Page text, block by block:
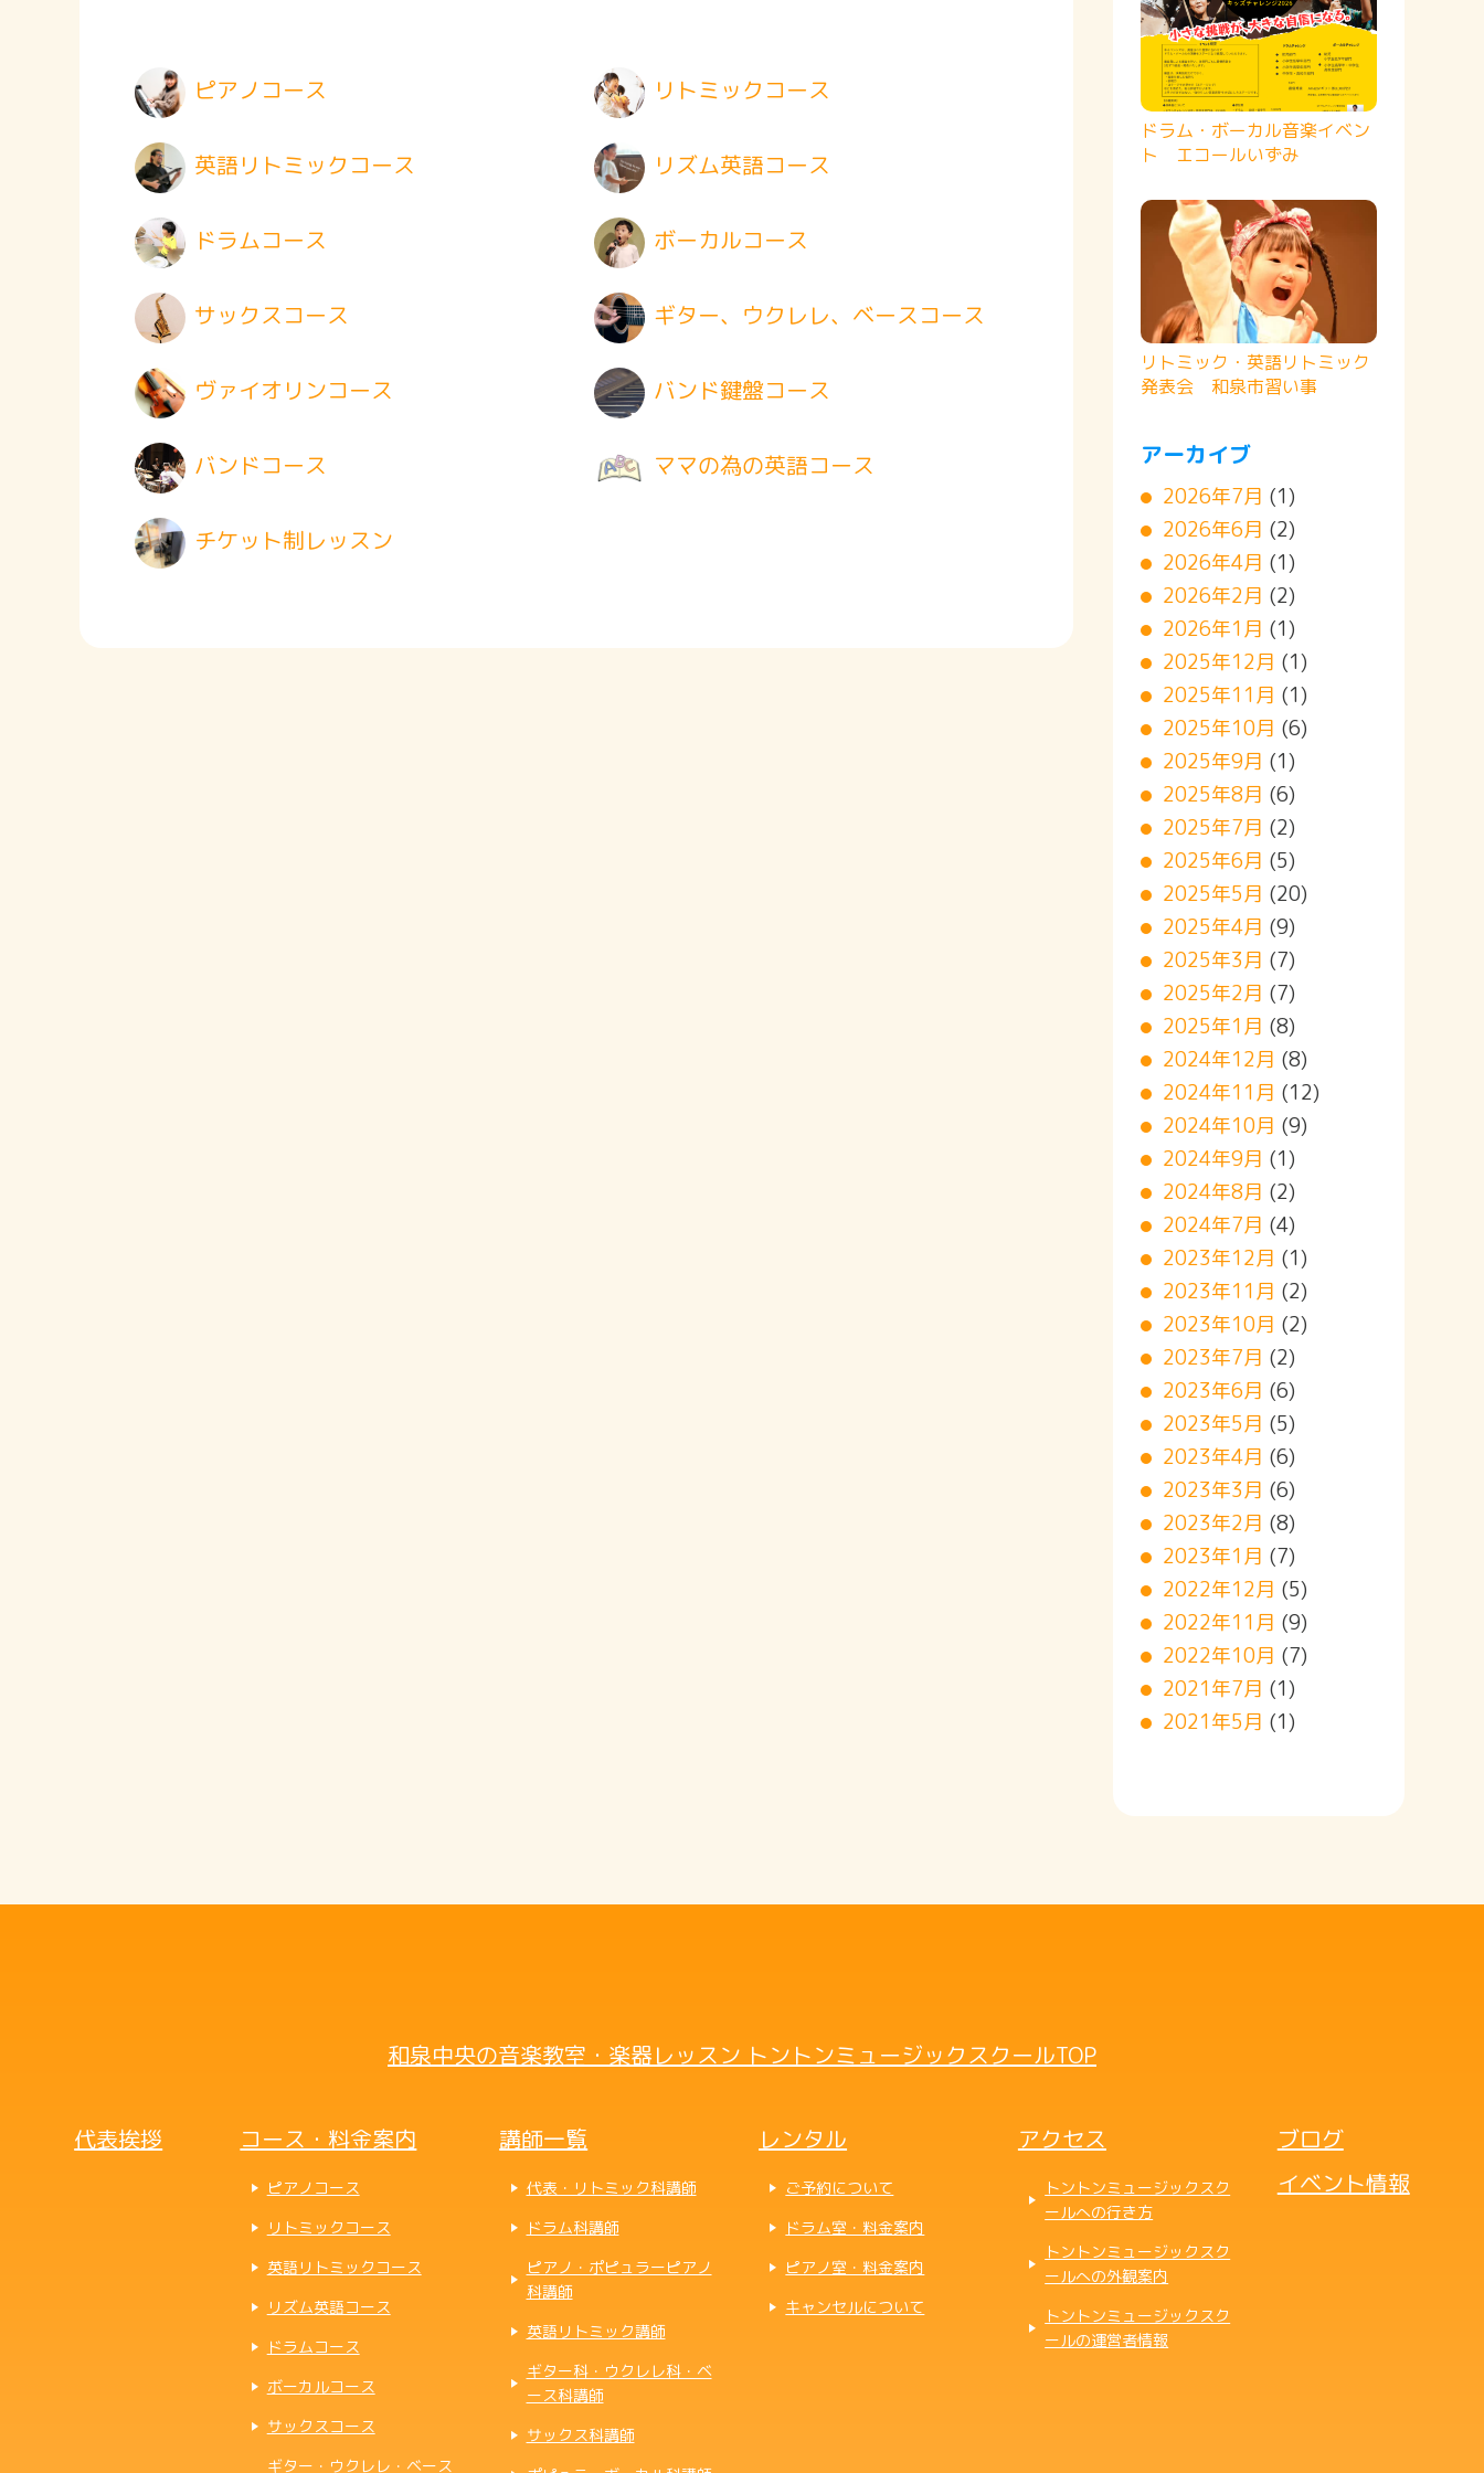
ピアノコース リトミックコース
英語リトミックコース リズム英語コース
ドラムコース ボーカルコース
サックスコース ギター、ウクレレ、ベースコース
ヴァイオリンコース バンド鍵盤コース
バンドコース ママの為の英語コース
チケット制レッスン
ドラム・ボーカル音楽イベン
ト エコールいずみ
リトミック・英語リトミック
発表会 和泉市習い事
アーカイブ
2026年7月 (1)
2026年6月 (2)
2026年4月 (1)
2026年2月 (2)
2026年1月 (1)
2025年12月 (1)
2025年11月 (1)
2025年10月 (6)
2025年9月 (1)
2025年8月 (6)
2025年7月 (2)
2025年6月 (5)
2025年5月 (20)
2025年4月 (9)
2025年3月 (7)
2025年2月 (7)
2025年1月 (8)
2024年12月 (8)
2024年11月 (12)
2024年10月 (9)
2024年9月 (1)
2024年8月 (2)
2024年7月 (4)
2023年12月 (1)
2023年11月 (2)
2023年10月 (2)
2023年7月 (2)
2023年6月 (6)
2023年5月 (5)
2023年4月 (6)
2023年3月 (6)
2023年2月 (8)
2023年1月 (7)
2022年12月 (5)
2022年11月 (9)
2022年10月 (7)
2021年7月 (1)
2021年5月 (1)
和泉中央の音楽教室・楽器レッスン トントンミュージックスクールTOP
代表挨拶 コース・料金案内
ピアノコース
リトミックコース
英語リトミックコース
リズム英語コース
ドラムコース
ボーカルコース
サックスコース
ギター・ウクレレ・ベース
講師一覧
代表・リトミック科講師
ドラム科講師
ピアノ・ポピュラーピアノ
科講師
英語リトミック講師
ギター科・ウクレレ科・ベ
ース科講師
サックス科講師
レンタル
ご予約について
ドラム室・料金案内
ピアノ室・料金案内
キャンセルについて
アクセス
トントンミュージックスク
ールへの行き方
トントンミュージックスク
ールへの外観案内
トントンミュージックスク
ールの運営者情報
ブログ
イベント情報